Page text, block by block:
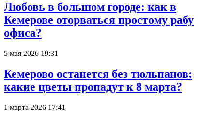
Любовь в большом городе: как в
Кемерове оторваться простому рабу
офиса?
5 мая 2026 19:31
Кемерово останется без тюльпанов:
какие цветы пропадут к 8 марта?
1 марта 2026 17:41